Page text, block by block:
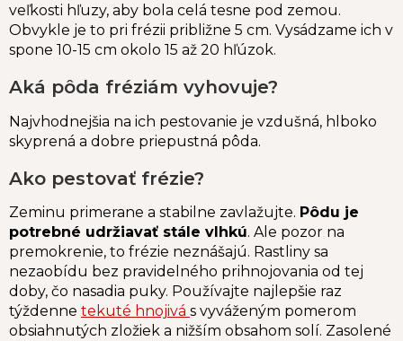
veľkosti hľuzy, aby bola celá tesne pod zemou.
Obvykle je to pri frézii približne 5 cm. Vysádzame ich v
spone 10-15 cm okolo 15 až 20 hľúzok.
Aká pôda fréziám vyhovuje?
Najvhodnejšia na ich pestovanie je vzdušná, hlboko
skyprená a dobre priepustná pôda.
Ako pestovať frézie?
Zeminu primerane a stabilne zavlažujte. Pôdu je
potrebné udržiavať stále vlhkú. Ale pozor na
premokrenie, to frézie neznášajú. Rastliny sa
nezaobídu bez pravidelného prihnojovania od tej
doby, čo nasadia puky. Používajte najlepšie raz
týždenne tekuté hnojivá s vyváženým pomerom
obsiahnutých zložiek a nižším obsahom solí. Zasolené